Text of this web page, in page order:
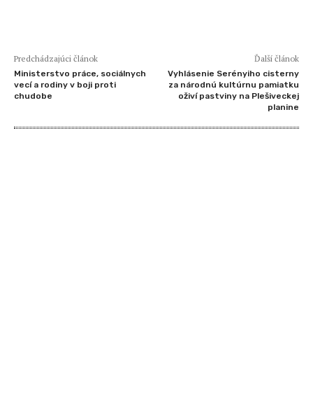
Predchádzajúci článok
Ministerstvo práce, sociálnych
vecí a rodiny v boji proti
chudobe
Ďalší článok
Vyhlásenie Serényiho cisterny
za národnú kultúrnu pamiatku
oživí pastviny na Plešiveckej
planine